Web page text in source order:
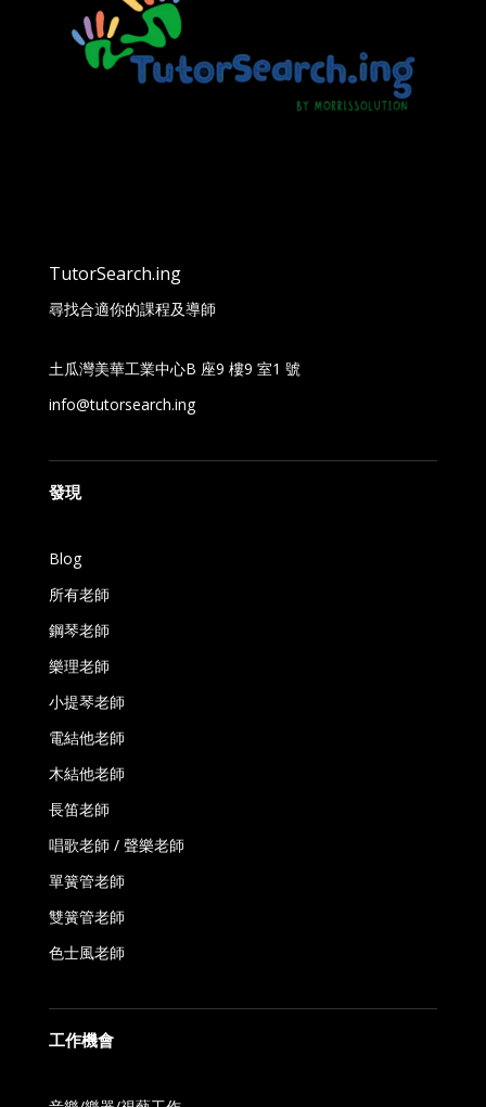
TutorSearch.ing
尋找合適你的課程及導師
土瓜灣美華工業中心B 座9 樓9 室1 號
info@tutorsearch.ing
發現
Blog
所有老師
鋼琴老師
樂理老師
小提琴老師
電結他老師
木結他老師
長笛老師
唱歌老師 / 聲樂老師
單簧管老師
雙簧管老師
色士風老師
工作機會